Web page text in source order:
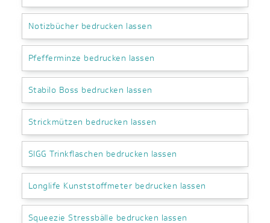
Notizbücher bedrucken lassen
Pfefferminze bedrucken lassen
Stabilo Boss bedrucken lassen
Strickmützen bedrucken lassen
SIGG Trinkflaschen bedrucken lassen
Longlife Kunststoffmeter bedrucken lassen
Squeezie Stressbälle bedrucken lassen